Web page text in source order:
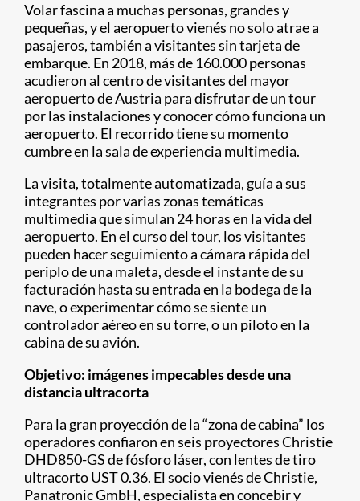
Volar fascina a muchas personas, grandes y
pequeñas, y el aeropuerto vienés no solo atrae a
pasajeros, también a visitantes sin tarjeta de
embarque. En 2018, más de 160.000 personas
acudieron al centro de visitantes del mayor
aeropuerto de Austria para disfrutar de un tour
por las instalaciones y conocer cómo funciona un
aeropuerto. El recorrido tiene su momento
cumbre en la sala de experiencia multimedia.
La visita, totalmente automatizada, guía a sus
integrantes por varias zonas temáticas
multimedia que simulan 24 horas en la vida del
aeropuerto. En el curso del tour, los visitantes
pueden hacer seguimiento a cámara rápida del
periplo de una maleta, desde el instante de su
facturación hasta su entrada en la bodega de la
nave, o experimentar cómo se siente un
controlador aéreo en su torre, o un piloto en la
cabina de su avión.
Objetivo: imágenes impecables desde una
distancia ultracorta
Para la gran proyección de la “zona de cabina” los
operadores confiaron en seis proyectores Christie
DHD850-GS de fósforo láser, con lentes de tiro
ultracorto UST 0.36. El socio vienés de Christie,
Panatronic GmbH, especialista en concebir y